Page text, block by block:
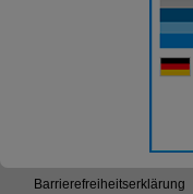
Barrierefreiheitserklärung